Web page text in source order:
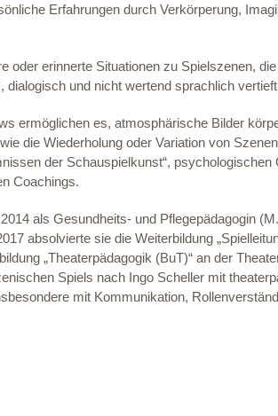
Erfahrungen durch Verkörperung,
oder erinnerte Situationen zu Spielszenen,
und nicht wertend sprachlich
ermöglichen es, atmosphärische Bilder
die Wiederholung oder Variation von
der Schauspielkunst“,
Coachings.
als Gesundheits- und Pflegepädagogin
absolvierte sie die Weiterbildung
„Theaterpädagogik (BuT)“ an der
Spiels nach Ingo Scheller mit
mit Kommunikation,